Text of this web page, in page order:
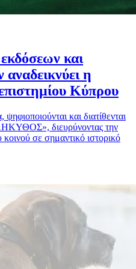
και
η
Κύπρου
και διατίθενται
διευρύνοντας την
σε σημαντικό ιστορικό